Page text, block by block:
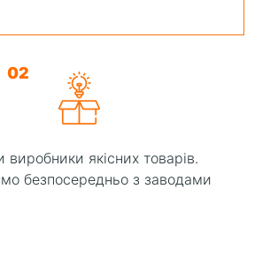
02
виробники якісних товарів.
безпосередньо з заводами